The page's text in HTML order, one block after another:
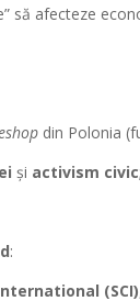
să afecteze
din Polonia
și activism civic;
:
(SCI)